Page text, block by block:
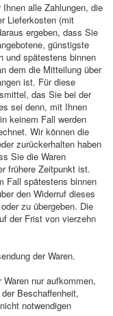
alle Zahlungen, die
Lieferkosten (mit
ergeben, dass Sie
günstigste
und spätestens binnen
dem die Mitteilung über
ist. Für diese
das Sie bei der
sei denn, mit Ihnen
keinem Fall werden
Wir können die
zurückerhalten haben
Sie die Waren
frühere Zeitpunkt ist.
Fall spätestens binnen
den Widerruf dieses
zu übergeben. Die
der Frist von vierzehn
der Waren.
nur aufkommen,
Beschaffenheit,
notwendigen